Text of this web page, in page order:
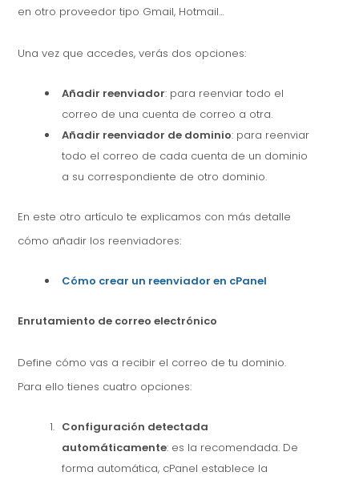
en otro proveedor tipo Gmail, Hotmail…
Una vez que accedes, verás dos opciones:
Añadir reenviador: para reenviar todo el
correo de una cuenta de correo a otra.
Añadir reenviador de dominio: para reenviar
todo el correo de cada cuenta de un dominio
a su correspondiente de otro dominio.
En este otro artículo te explicamos con más detalle
cómo añadir los reenviadores:
Cómo crear un reenviador en cPanel
Enrutamiento de correo electrónico
Define cómo vas a recibir el correo de tu dominio.
Para ello tienes cuatro opciones:
Configuración detectada
automáticamente: es la recomendada. De
forma automática, cPanel establece la